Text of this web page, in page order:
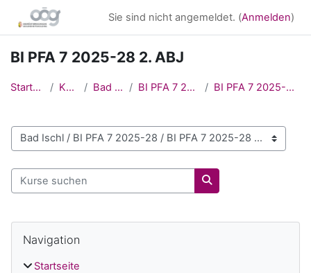
Zum Hauptinhalt
Sie sind nicht angemeldet. (Anmelden)
BI PFA 7 2025-28 2. ABJ
Startseite Kurse Bad Ischl BI PFA 7 2025-28 BI PFA 7 2025-28 2. ABJ
Kursbereiche
Kurse suchen
Kurse suchen
Blöcke
Navigation
Startseite